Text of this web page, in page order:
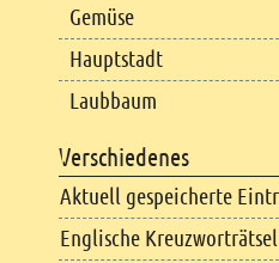
Gemüse
Hauptstadt
Laubbaum
Verschiedenes
Aktuell gespeicherte
Englische